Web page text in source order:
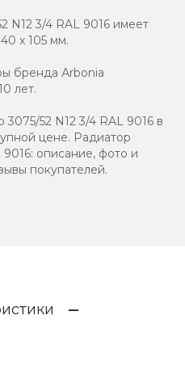
N12 3/4 RAL 9016 имеет
x 105 мм.
бренда Аrbonia
лет.
52 N12 3/4 RAL 9016 в
цене. Радиатор
описание, фото и
покупателей.